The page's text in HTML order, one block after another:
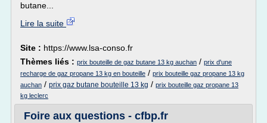
butane...
Lire la suite
Site : https://www.lsa-conso.fr
Thèmes liés : prix bouteille de gaz butane 13 kg auchan / prix d'une
recharge de gaz propane 13 kg en bouteille / prix bouteille gaz propane 13 kg
auchan / prix gaz butane bouteille 13 kg / prix bouteille gaz propane 13
kg leclerc
Foire aux questions - cfbp.fr